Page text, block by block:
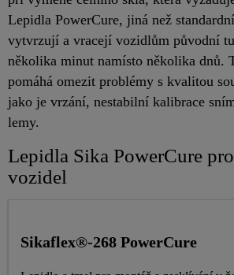
Lepidla PowerCure, jiná než
vytvrzují a vracejí vozidlům původní
několika minut namísto několika dnů.
pomáhá omezit problémy s kvalitou
jako je vrzání, nestabilní kalibrace
lemy.
Lepidla Sika PowerCure
vozidel
Sikaflex®-268 PowerCure